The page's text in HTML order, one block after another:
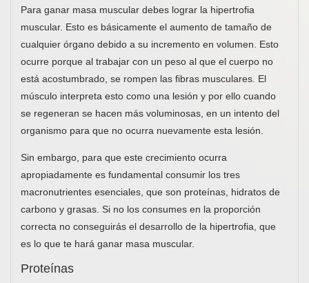
Para ganar masa muscular debes lograr la hipertrofia
muscular. Esto es básicamente el aumento de tamaño de
cualquier órgano debido a su incremento en volumen. Esto
ocurre porque al trabajar con un peso al que el cuerpo no
está acostumbrado, se rompen las fibras musculares. El
músculo interpreta esto como una lesión y por ello cuando
se regeneran se hacen más voluminosas, en un intento del
organismo para que no ocurra nuevamente esta lesión.
Sin embargo, para que este crecimiento ocurra
apropiadamente es fundamental consumir los tres
macronutrientes esenciales, que son proteínas, hidratos de
carbono y grasas. Si no los consumes en la proporción
correcta no conseguirás el desarrollo de la hipertrofia, que
es lo que te hará ganar masa muscular.
Proteínas